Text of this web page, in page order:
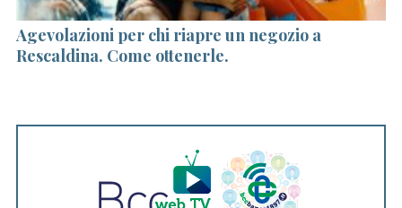
Agevolazioni per chi riapre un negozio a
Rescaldina. Come ottenerle.